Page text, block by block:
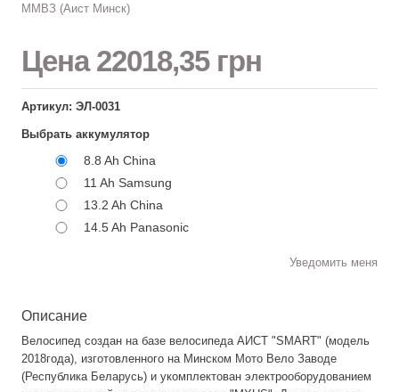
ММВЗ (Аист Минск)
Цена22018,35 грн
Артикул: ЭЛ-0031
Выбрать аккумулятор
8.8 Ah China
11 Ah Samsung
13.2 Ah China
14.5 Ah Panasonic
Уведомить меня
Описание
Велосипед создан на базе велосипеда АИСТ "SMART" (модель
2018года), изготовленного на Минском Мото Вело Заводе
(Республика Беларусь) и укомплектован электрооборудованием